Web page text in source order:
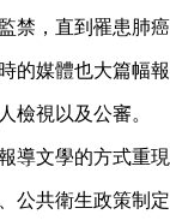
禁，直到罹患肺癌
的媒體也大篇幅報
檢視以及公審。
導文學的方式重現
公共衛生政策制定